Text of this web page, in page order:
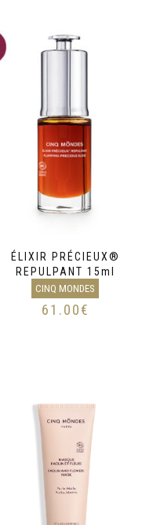
ÉLIXIR PRÉCIEUX®
REPULPANT 15ml
CINQ MONDES
61.00€